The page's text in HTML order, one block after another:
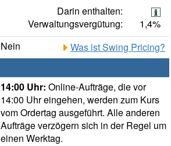
Darin enthalten:
Verwaltungsvergütung:
1,4%
Nein
Was ist Swing Pricing?
14:00 Uhr: Online-Aufträge, die vor
14:00 Uhr eingehen, werden zum Kurs
vom Ordertag ausgeführt. Alle anderen
Aufträge verzögern sich in der Regel um
einen Werktag.